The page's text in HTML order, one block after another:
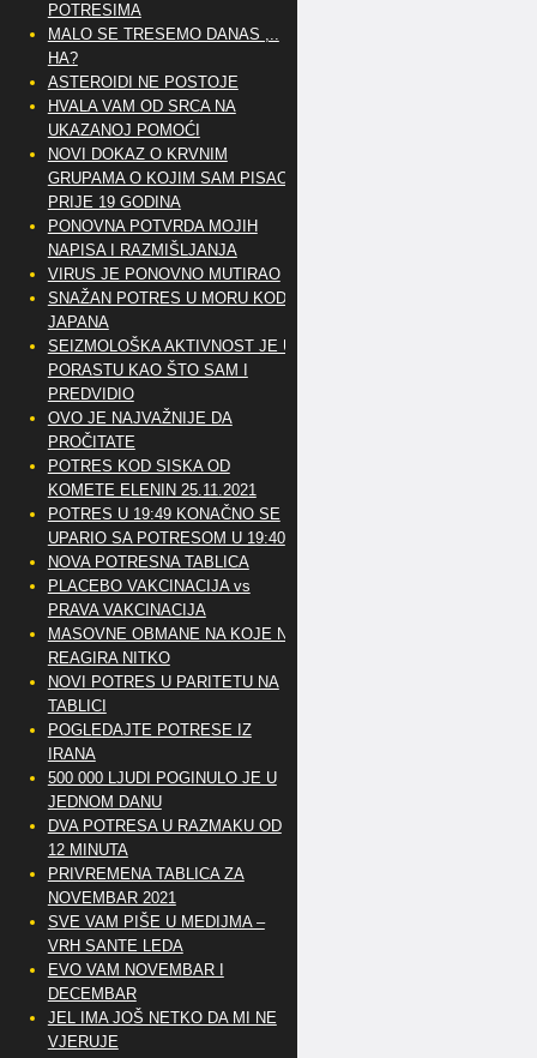
POTRESIMA
MALO SE TRESEMO DANAS ,..
HA?
ASTEROIDI NE POSTOJE
HVALA VAM OD SRCA NA
UKAZANOJ POMOĆI
NOVI DOKAZ O KRVNIM
GRUPAMA O KOJIM SAM PISAO
PRIJE 19 GODINA
PONOVNA POTVRDA MOJIH
NAPISA I RAZMIŠLJANJA
VIRUS JE PONOVNO MUTIRAO
SNAŽAN POTRES U MORU KOD
JAPANA
SEIZMOLOŠKA AKTIVNOST JE U
PORASTU KAO ŠTO SAM I
PREDVIDIO
OVO JE NAJVAŽNIJE DA
PROČITATE
POTRES KOD SISKA OD
KOMETE ELENIN 25.11.2021
POTRES U 19:49 KONAČNO SE
UPARIO SA POTRESOM U 19:40
NOVA POTRESNA TABLICA
PLACEBO VAKCINACIJA vs
PRAVA VAKCINACIJA
MASOVNE OBMANE NA KOJE NE
REAGIRA NITKO
NOVI POTRES U PARITETU NA
TABLICI
POGLEDAJTE POTRESE IZ
IRANA
500 000 LJUDI POGINULO JE U
JEDNOM DANU
DVA POTRESA U RAZMAKU OD
12 MINUTA
PRIVREMENA TABLICA ZA
NOVEMBAR 2021
SVE VAM PIŠE U MEDIJMA –
VRH SANTE LEDA
EVO VAM NOVEMBAR I
DECEMBAR
JEL IMA JOŠ NETKO DA MI NE
VJERUJE